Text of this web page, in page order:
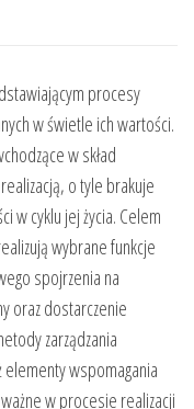
procesy
w świetle ich wartości.
w skład
o tyle brakuje
w cyklu jej życia. Celem
wybrane funkcje
spojrzenia na
oraz dostarczenie
zarządzania
wspomagania
w procesie realizacji